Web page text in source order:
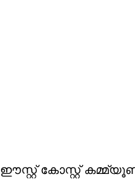
ഈസ്റ്റ് കോസ്റ്റ്